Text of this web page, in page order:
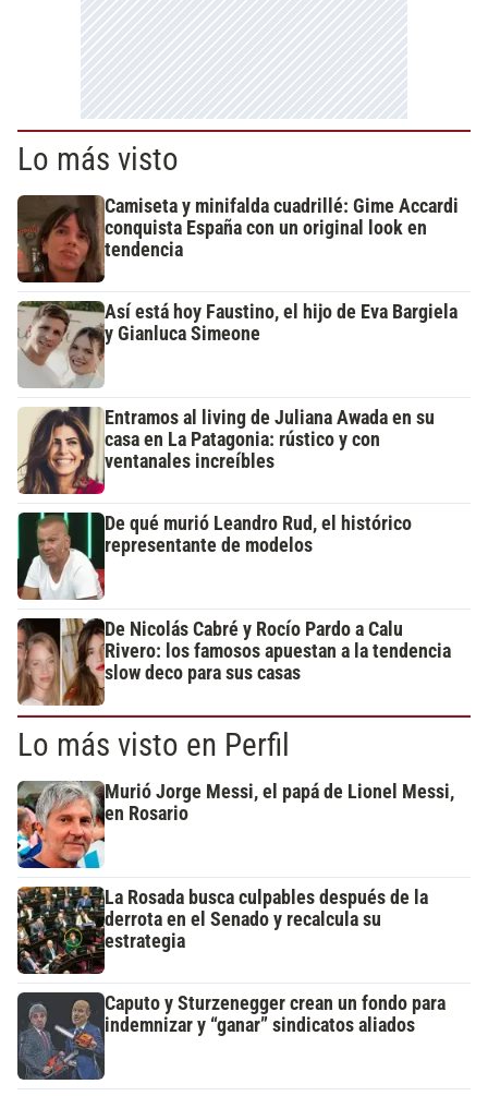
Lo más visto
Camiseta y minifalda cuadrillé: Gime Accardi
conquista España con un original look en
tendencia
Así está hoy Faustino, el hijo de Eva Bargiela
y Gianluca Simeone
Entramos al living de Juliana Awada en su
casa en La Patagonia: rústico y con
ventanales increíbles
De qué murió Leandro Rud, el histórico
representante de modelos
De Nicolás Cabré y Rocío Pardo a Calu
Rivero: los famosos apuestan a la tendencia
slow deco para sus casas
Lo más visto en Perfil
Murió Jorge Messi, el papá de Lionel Messi,
en Rosario
La Rosada busca culpables después de la
derrota en el Senado y recalcula su
estrategia
Caputo y Sturzenegger crean un fondo para
indemnizar y “ganar” sindicatos aliados